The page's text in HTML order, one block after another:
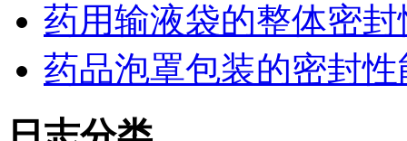
药用输液袋的整体密
药品泡罩包装的密封